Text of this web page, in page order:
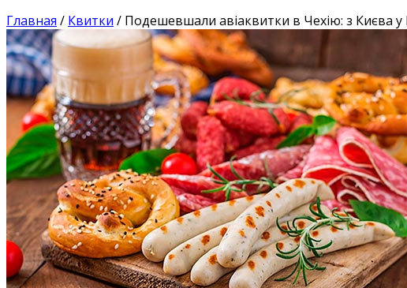
Главная / Квитки / Подешевшали авіаквитки в Чехію: з Києва у